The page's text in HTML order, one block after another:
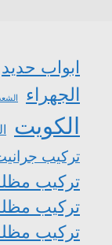
ابواب حديد
الجهراء
الكويت
تركيب
تركيب
تركيب
تركيب